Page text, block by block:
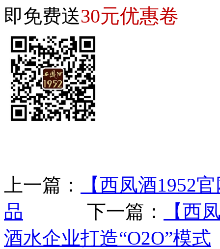
即免费送30元优惠卷
上一篇：
【西凤酒1952
品 下一篇：
【西
酒水企业打造“O2O”模式